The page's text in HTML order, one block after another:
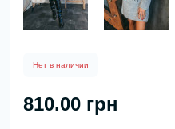
Нет в наличии
810.00 грн